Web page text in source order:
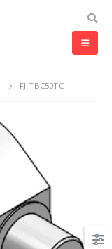
FJ-TBC50TC